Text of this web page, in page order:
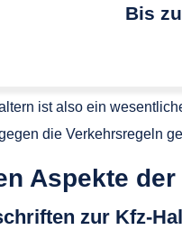
Bis
ist also ein
die Verkehrsregeln
Aspekte
zur Kfz-